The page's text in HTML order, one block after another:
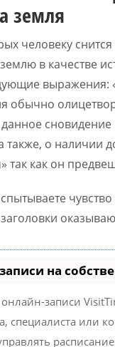
земля
человеку
в качестве
выражения:
обычно
данное
также, о
так как он
на
записи
специалиста или